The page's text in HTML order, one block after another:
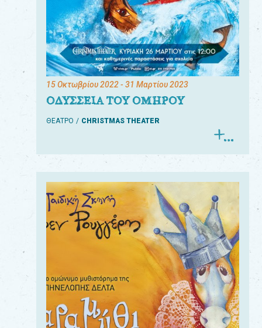
15 Οκτωβρίου 2022- 31 Μαρτίου 2023
ΟΔΥΣΣΕΙΑ ΤΟΥ ΟΜΗΡΟΥ
ΘΕΑΤΡΟ CHRISTMAS THEATER